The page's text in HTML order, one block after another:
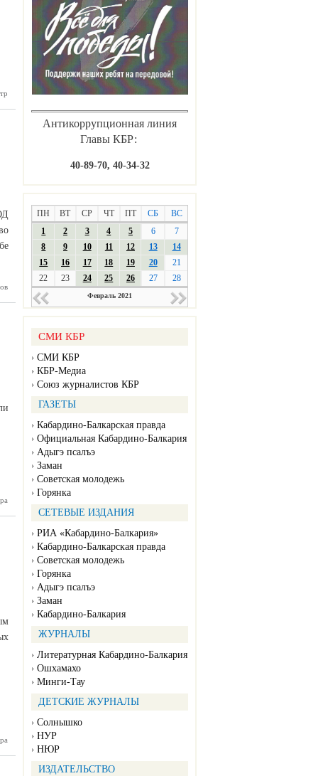
Антикоррупционная линия
Главы КБР:
40-89-70, 40-34-32
ПН ВТ СР ЧТ ПТ СБ
ВС
1
2 3 4 5 6
7
8
9 10 11 12 13
14
15
16 17 18 19 20
21
22
23 24 25 26 27 28
Февраль 2021
СМИ КБР
СМИ КБР
КБР-Медиа
Союз журналистов КБР
ГАЗЕТЫ
Кабардино-Балкарская правда
Официальная Кабардино-Балкария
Адыгэ псалъэ
Заман
Советская молодежь
Горянка
СЕТЕВЫЕ ИЗДАНИЯ
РИА «Кабардино-Балкария»
Кабардино-Балкарская правда
Советская молодежь
Горянка
Адыгэ псалъэ
Заман
Кабардино-Балкария
ЖУРНАЛЫ
Литературная Кабардино-Балкария
Ошхамахо
Минги-Тау
ДЕТСКИЕ ЖУРНАЛЫ
Солнышко
НУР
НЮР
ИЗДАТЕЛЬСТВО
штаб